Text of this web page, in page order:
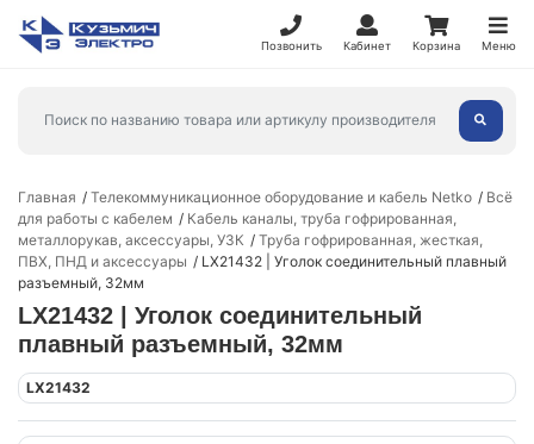
Позвонить Кабинет Корзина Меню
Главная Телекоммуникационное оборудование и кабель Netko
Всё
для работы с кабелем
Кабель каналы, труба гофрированная,
металлорукав, аксессуары, УЗК
Труба гофрированная, жесткая,
ПВХ, ПНД и аксессуары
LX21432 | Уголок соединительный плавный
разъемный, 32мм
LX21432 | Уголок соединительный
плавный разъемный, 32мм
LX21432